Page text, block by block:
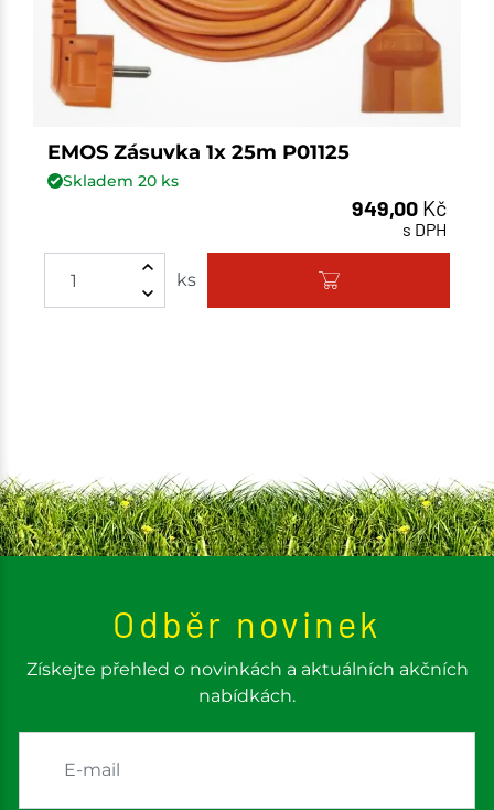
EMOS Zásuvka 1x 25m P01125
Skladem 20ks
949,00 Kč
s DPH
ks Množství
Odběr novinek
Získejte přehled o novinkách a aktuálních akčních
nabídkách.